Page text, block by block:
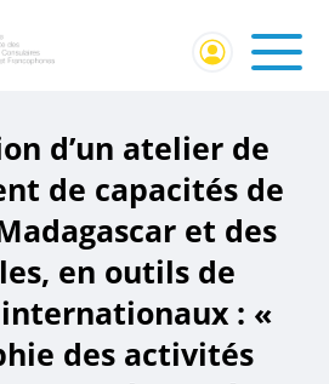
d’un atelier de
de capacités de
et des
en outils de
: «
des activités